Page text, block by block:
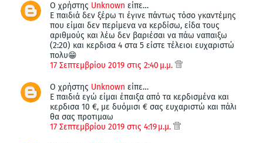
Ο χρήστης Unknown είπε…
Ε παιδιά δεν ξέρω τι έγινε πάντως τόσο γκαντέμης
που είμαι δεν περίμενα να κερδίσω, είδα τους
αριθμούς και λέω δεν βαριέσαι να πάω ναπαιξω
(2:20) και κερδισα 4 στα 5 είστε τέλειοι ευχαριστώ
πολυ😁
17 Σεπτεμβρίου 2019 στις 2:40 μ.μ.
Ο χρήστης Unknown είπε…
Ε παιδιά εγώ είμαι έπαιξα από τα κερδισμένα και
κερδισα 10 €, με δυόμισι € σας ευχαριστώ και πάλι
θα σας προτιμαω
17 Σεπτεμβρίου 2019 στις 4:19 μ.μ.